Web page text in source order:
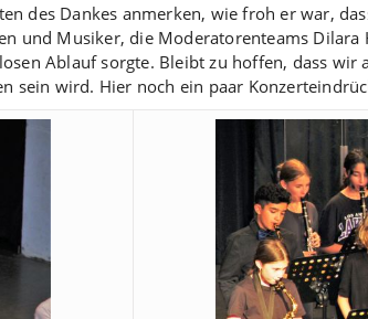
des Dankes anmerken, wie froh er war,
und Musiker, die Moderatorenteams Dilara
Ablauf sorgte. Bleibt zu hoffen, dass wir
sein wird. Hier noch ein paar